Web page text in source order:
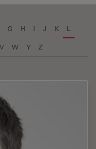
G H I J K L
V W Y Z